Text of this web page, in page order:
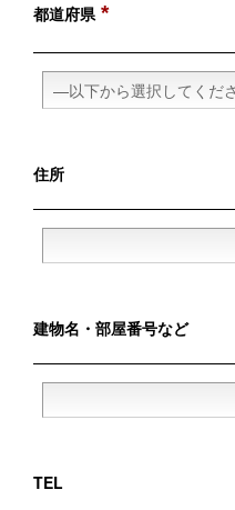
都道府県 *
住所
建物名・ 部屋番号など
TEL